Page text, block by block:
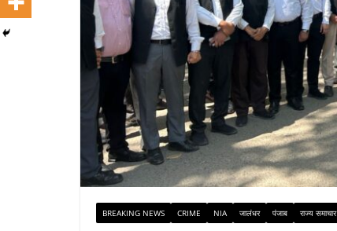
BREAKING NEWS CRIME NIA जालंधर पंजाब राज्य समाचार